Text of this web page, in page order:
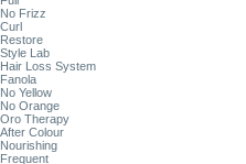
No Frizz
Curl
Restore
Style Lab
Hair Loss System
Fanola
No Yellow
No Orange
Oro Therapy
After Colour
Nourishing
Frequent